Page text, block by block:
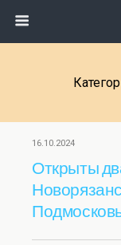
16.10.2024
Открыты